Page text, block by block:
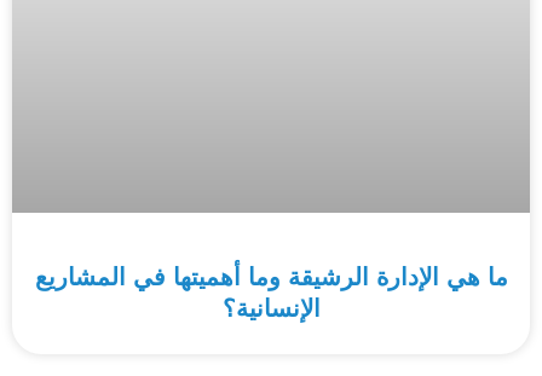
ما هي الإدارة الرشيقة وما أهميتها في المشاريع
الإنسانية؟